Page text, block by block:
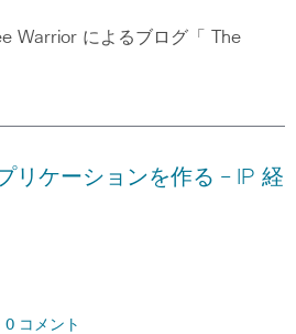
Warrior によるブログ「 The
リケーションを作る – IP 経
0 コメント